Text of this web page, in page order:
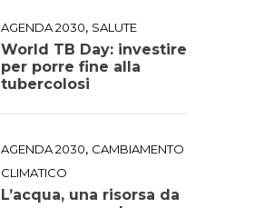
AGENDA 2030, SALUTE
World TB Day: investire
per porre fine alla
tubercolosi
AGENDA 2030, CAMBIAMENTO
CLIMATICO
L’acqua, una risorsa da